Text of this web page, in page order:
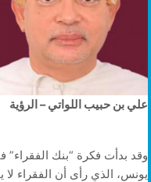
علي بن حبيب اللواتي – الرؤية
وقد بدأت فكرة “بنك
يونس، الذي رأى أن الفقراء